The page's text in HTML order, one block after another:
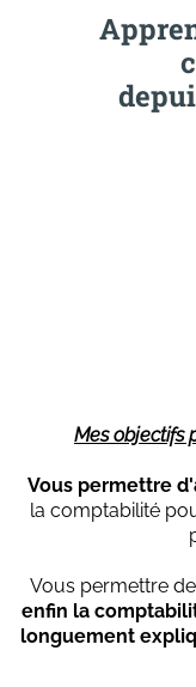
Mes objectifs
Vous permettre
la comptabilité
Vous permettre de
enfin la
longuement